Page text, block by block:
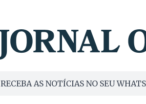
RECEBA AS NOTÍCIAS NO SEU